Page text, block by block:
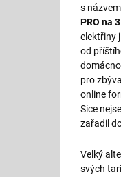
s názvem
PRO na
elektřiny
od
pro
online
Sice
zařadil
Velký
svých